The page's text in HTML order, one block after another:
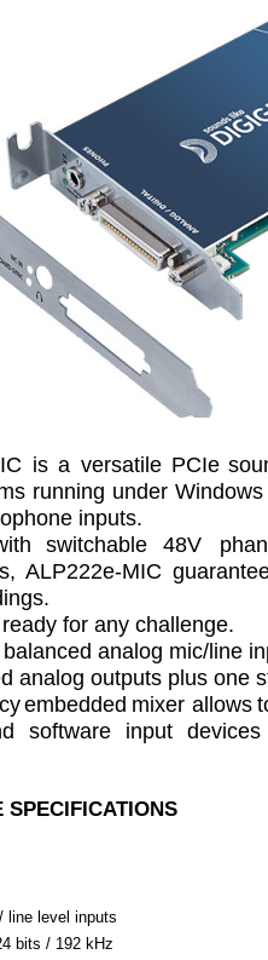
is a versatile PCIe
running under
inputs.
switchable 48V
ALP222e-MIC
for any challenge.
analog mic/line
analog outputs plus one
embedded mixer allows
software input
SPECIFICATIONS
line level inputs
bits / 192 kHz